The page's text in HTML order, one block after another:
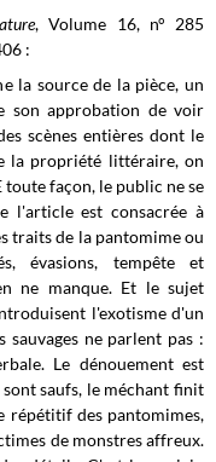
, Volume 16, n° 285
:
la source de la pièce, un
son approbation de voir
scènes entières dont le
la propriété littéraire, on
façon, le public ne se
l'article est consacrée à
traits de la pantomime ou
évasions, tempête et
ne manque. Et le sujet
l'exotisme d'un
sauvages ne parlent pas :
Le dénouement est
saufs, le méchant finit
répétitif des pantomimes,
de monstres affreux.